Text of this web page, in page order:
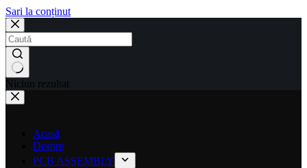
Sari la conținut
Niciun rezultat
Acasă
Despre
PCB ASSEMBLY